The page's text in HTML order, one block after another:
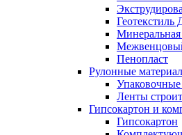
Геотекстиль
Минеральная
Пенопласт
Рулонные
Ленты
Гипсокартон и
Гипсокартон